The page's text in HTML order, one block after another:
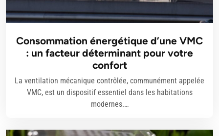
Consommation énergétique d’une VMC
: un facteur déterminant pour votre
confort
La ventilation mécanique contrôlée, communément appelée
VMC, est un dispositif essentiel dans les habitations
modernes.…